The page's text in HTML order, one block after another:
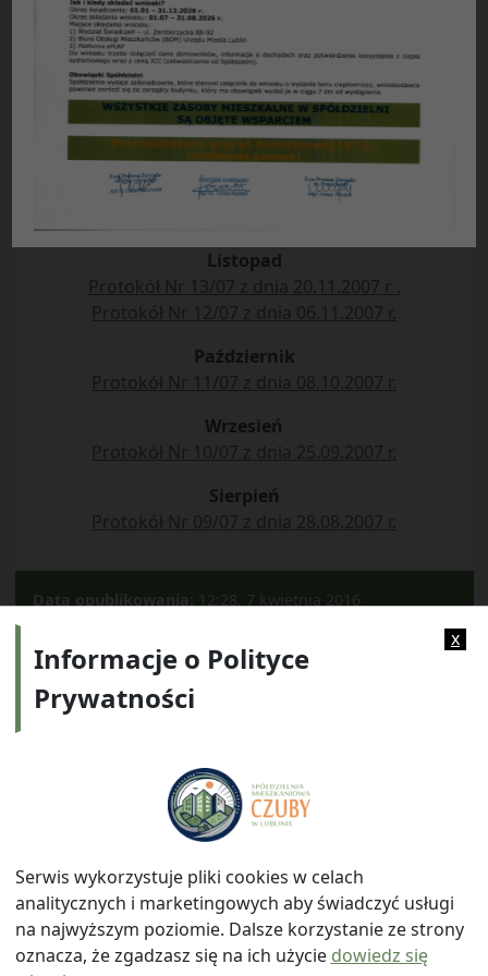
Spółdzielni Mieszkaniowej „Czuby” 2007 r.
Rok 2007
Grudzień
Protokół Nr 17/07 z dnia 27.12.2007 r.
Protokół Nr 16/07 z dnia 20.12.2007 r.
Protokół Nr 15/07 z dnia 15.12.2007 r.
Listopad
Protokół Nr 13/07 z dnia 20.11.2007 r .
Protokół Nr 12/07 z dnia 06.11.2007 r.
Październik
Protokół Nr 11/07 z dnia 08.10.2007 r.
Wrzesień
Protokół Nr 10/07 z dnia 25.09.2007 r.
Sierpień
Protokół Nr 09/07 z dnia 28.08.2007 r.
Data opublikowania: 12:28, 7 kwietnia 2016
ul. Watykańska 6, 20-538 Lublin
Telefon: 814641700 E-mail: info@smczuby.pl
x
Informacje o Polityce
Prywatności
Serwis wykorzystuje pliki cookies w celach
analitycznych i marketingowych aby świadczyć usługi
na najwyższym poziomie. Dalsze korzystanie ze strony
oznacza, że zgadzasz się na ich użycie dowiedz się